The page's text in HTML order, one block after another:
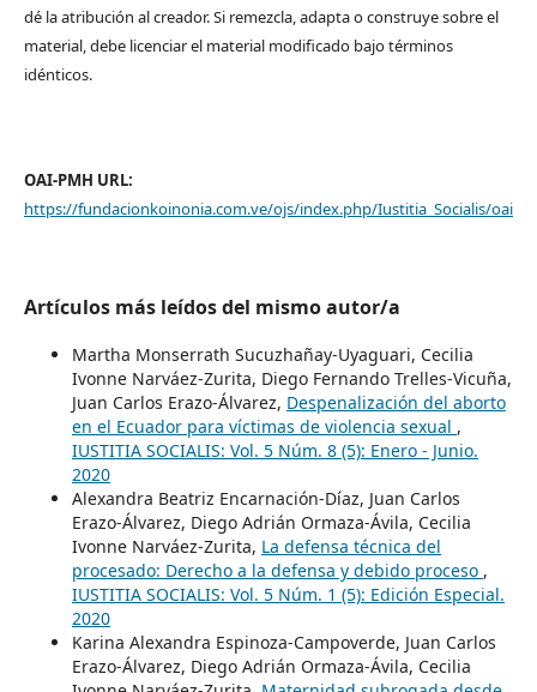
dé la atribución al creador. Si remezcla, adapta o construye sobre el
material, debe licenciar el material modificado bajo términos
idénticos.
OAI-PMH URL:
https://fundacionkoinonia.com.ve/ojs/index.php/Iustitia_Socialis/oai
Artículos más leídos del mismo autor/a
Martha Monserrath Sucuzhañay-Uyaguari, Cecilia
Ivonne Narváez-Zurita, Diego Fernando Trelles-Vicuña,
Juan Carlos Erazo-Álvarez, Despenalización del aborto
en el Ecuador para víctimas de violencia sexual ,
IUSTITIA SOCIALIS: Vol. 5 Núm. 8 (5): Enero - Junio.
2020
Alexandra Beatriz Encarnación-Díaz, Juan Carlos
Erazo-Álvarez, Diego Adrián Ormaza-Ávila, Cecilia
Ivonne Narváez-Zurita, La defensa técnica del
procesado: Derecho a la defensa y debido proceso ,
IUSTITIA SOCIALIS: Vol. 5 Núm. 1 (5): Edición Especial.
2020
Karina Alexandra Espinoza-Campoverde, Juan Carlos
Erazo-Álvarez, Diego Adrián Ormaza-Ávila, Cecilia